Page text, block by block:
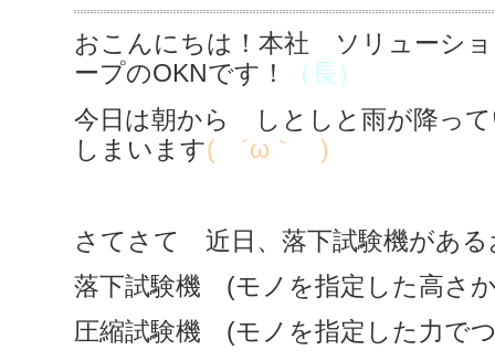
おこんにちは！本社 ソリューシ
ープのOKNです！
（長）
今日は朝から しとしと雨が降っ
しまいます( ´ω｀ )
さてさて 近日、落下試験機がある
落下試験機 (モノを指定した高さ
圧縮試験機 (モノを指定した力で